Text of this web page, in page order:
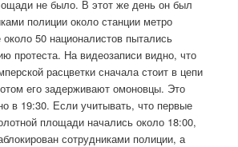
не было. В этот же день он был
полиции около станции метро
около 50 националистов пытались
протеста. На видеозаписи видно, что
расцветки сначала стоит в цепи
его задерживают омоновцы. Это
в 19:30. Если учитывать, что первые
площади начались около 18:00,
сотрудниками полиции, а